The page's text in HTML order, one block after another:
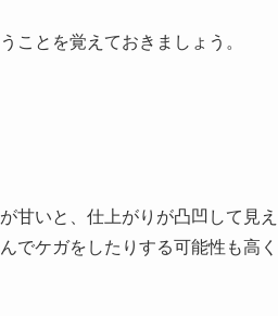
ことを覚えておきましょう。
甘いと、仕上がりが凸凹して見
ケガをしたりする可能性も高